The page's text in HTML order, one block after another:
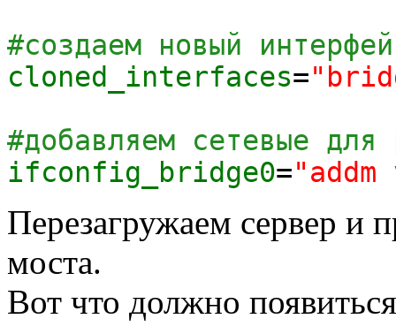
#создаем новый
cloned_interfaces=
#добавляем сетевые
ifconfig_bridge0=
Перезагружаем сервер и
моста.
Вот что должно